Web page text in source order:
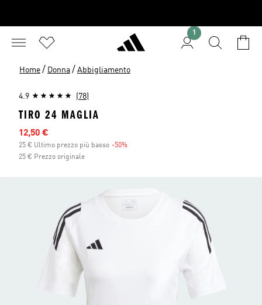
1
Home / Donna / Abbigliamento
4.9 (78)
TIRO 24 MAGLIA
Prezzo scontato
12,50 €
25 € Ultimo prezzo più basso -50%
25 € Prezzo originale